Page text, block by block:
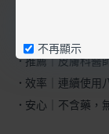
不再顯示
・推薦｜皮膚科醫
・ 效率｜連續使用
・ 安心｜不含藥，